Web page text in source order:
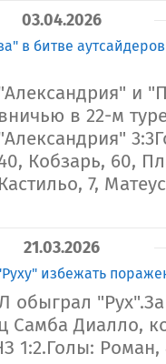
03.04.2026
в битве
и
вничью в 22-м
Кобзарь, 60,
Кастильо, 7,
21.03.2026
избежать
обыграл
Самба Диалло,
1:2.Голы: Роман,